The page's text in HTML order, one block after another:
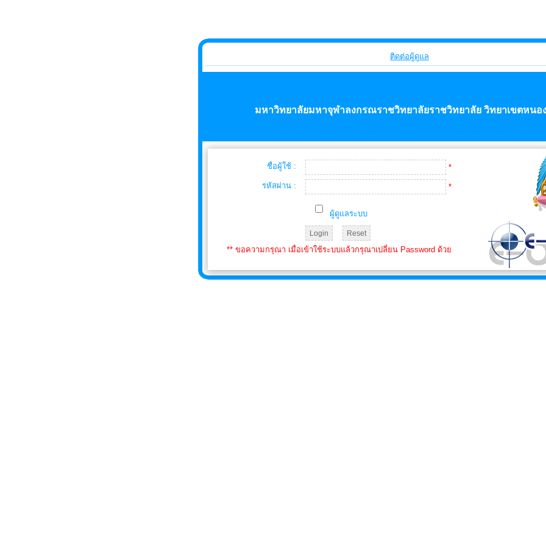
ติดต่อผู้ดูแล
มหาวิทยาลัยมหาจุฬาลงกรณราชวิทยาลัยราชวิทยาลัย วิทยาเขตหนอ
ชื่อผู้ใช้ : *
รหัสผ่าน : *
ผู้ดูแลระบบ
** ขอความกรุณา เมื่อเข้าใช้ระบบแล้วกรุณาเปลี่ยน Password ด้วย